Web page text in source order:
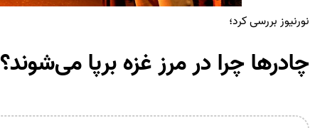
نورنیوز بررسی کرد؛
چادرها چرا در مرز غزه برپا می‌شوند؟